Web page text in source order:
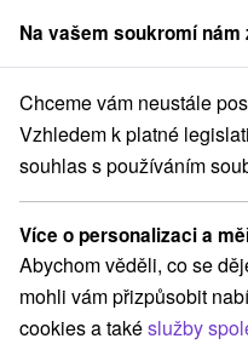
člen skupinySorger
Ubytování na Slovensku
Ubytování
Kategorie
Všechny kategorie
Apartmány(274) Chaty
Na vašem soukromí nám
Chceme vám neustále
Vzhledem k platné
souhlas s používáním
Více o personalizaci a
Abychom věděli, co se
mohli vám přizpůsobit
cookies a takéslužby